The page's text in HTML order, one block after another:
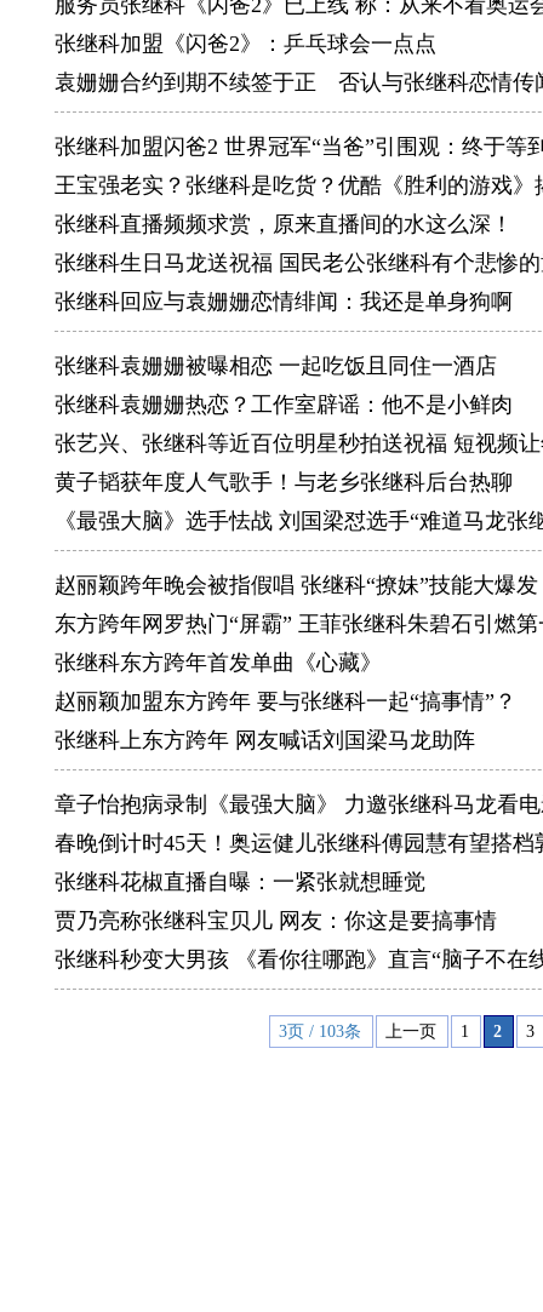
男双组合
2014年
2016年
里约奥
冠。这
服务员张继科《闪爸2》已上线 称：从来不看奥运
张继科加盟《闪爸2》：乒乓球会一点点
袁姗姗合约到期不续签于正 否认与张继科恋情传
张继科加盟闪爸2 世界冠军“当爸”引围观：终于等
王宝强老实？张继科是吃货？优酷《胜利的游戏》
张继科直播频频求赏，原来直播间的水这么深！
张继科生日马龙送祝福 国民老公张继科有个悲惨
张继科回应与袁姗姗恋情绯闻：我还是单身狗啊
张继科袁姗姗被曝相恋 一起吃饭且同住一酒店
张继科袁姗姗热恋？工作室辟谣：他不是小鲜肉
张艺兴、张继科等近百位明星秒拍送祝福 短视频
黄子韬获年度人气歌手！与老乡张继科后台热聊
《最强大脑》选手怯战 刘国梁怼选手“难道马龙张
赵丽颖跨年晚会被指假唱 张继科“撩妹”技能大爆发
东方跨年网罗热门“屏霸” 王菲张继科朱碧石引燃
张继科东方跨年首发单曲《心藏》
赵丽颖加盟东方跨年 要与张继科一起“搞事情”？
张继科上东方跨年 网友喊话刘国梁马龙助阵
章子怡抱病录制《最强大脑》 力邀张继科马龙看
春晚倒计时45天！奥运健儿张继科傅园慧有望搭档
张继科花椒直播自曝：一紧张就想睡觉
贾乃亮称张继科宝贝儿 网友：你这是要搞事情
张继科秒变大男孩 《看你往哪跑》直言“脑子不在
3页 / 103条 上一页 1 2 3